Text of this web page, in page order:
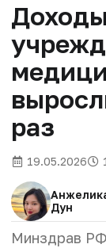
раз
19.05.2026
Дун
Минздрав